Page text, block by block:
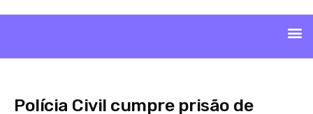
Polícia Civil cumpre prisão de